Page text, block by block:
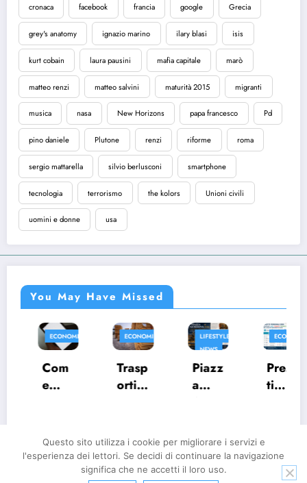
cronaca facebook francia google Grecia
grey's anatomy ignazio marino ilary blasi isis
kurt cobain laura pausini mafia capitale marò
matteo renzi matteo salvini maturità 2015 migranti
musica nasa New Horizons papa francesco Pd
pino daniele Plutone renzi riforme roma
sergio mattarella silvio berlusconi smartphone
tecnologia terrorismo the kolors Unioni civili
uomini e donne usa
You May Have Missed
ECONOMIA
Com
follo
ECONOMIA
Trasp
orti
:
come
prote
LIFESTYLE
NEWS
Piazz
202
6: Il
Palio
ECONOMIA
Presti
202
6:
Informativa Cookie Privacy Contatti
Questo sito utilizza i cookie per migliorare i servizi e
l'esperienza dei lettori. Se decidi di continuare la navigazione
significa che ne accetti il loro uso.